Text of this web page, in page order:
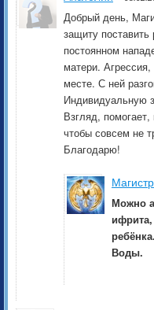
Добрый день,
защиту
постоянном
матери.
месте. С ней
Индивидуальную
Взгляд,
чтобы совсем не
Благодарю!
Магистр
Можно
Воды.